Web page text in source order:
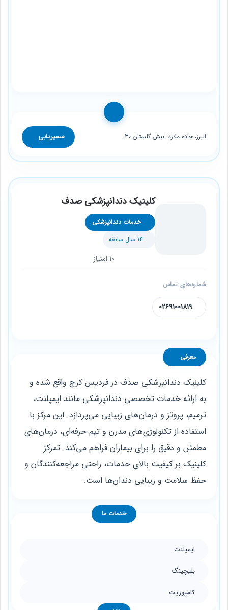
البرز، جاده ملارد، نبش گلستان 30 مسیریابی
کلینیک دندانپزشکی صدف
خدمات دندانپزشکی
14 سال سابقه
10 امتیاز
شماره‌های تماس
02691001819
معرفی
کلینیک دندانپزشکی صدف در فردیس کرج واقع شده و
به ارائه خدمات تخصصی دندانپزشکی مانند ایمپلنت،
ترمیم، پروتز و درمان‌های زیبایی می‌پردازد. این مرکز با
استفاده از تکنولوژی‌های مدرن و تیم حرفه‌ای، درمان‌های
مطمئن و دقیق را برای بیماران فراهم می‌کند. تمرکز
کلینیک بر کیفیت بالای خدمات، راحتی مراجعه‌کنندگان و
حفظ سلامت و زیبایی دندان‌ها است.
خدمات ما
ایمپلنت
بلیچینگ
کامپوزیت